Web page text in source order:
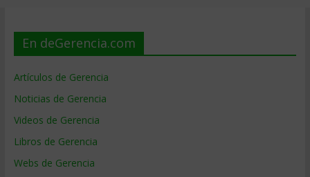
En deGerencia.com
Artículos de Gerencia
Noticias de Gerencia
Videos de Gerencia
Libros de Gerencia
Webs de Gerencia